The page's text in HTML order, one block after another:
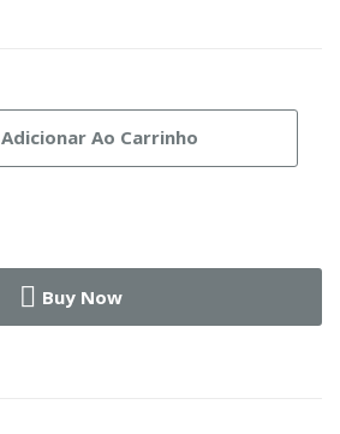
Adicionar Ao Carrinho
Buy Now